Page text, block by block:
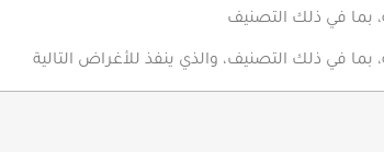
بما في ذلك التصنيف
في ذلك التصنيف، والذي ينفذ للأغراض التالية